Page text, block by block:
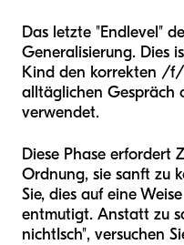
Das letzte "Endlevel"
Generalisierung. Dies
Kind den korrekten /
alltäglichen Gespräch
verwendet.
Diese Phase erfordert
Ordnung, sie sanft zu
Sie, dies auf eine
entmutigt. Anstatt zu
nichtIsch", versuchen